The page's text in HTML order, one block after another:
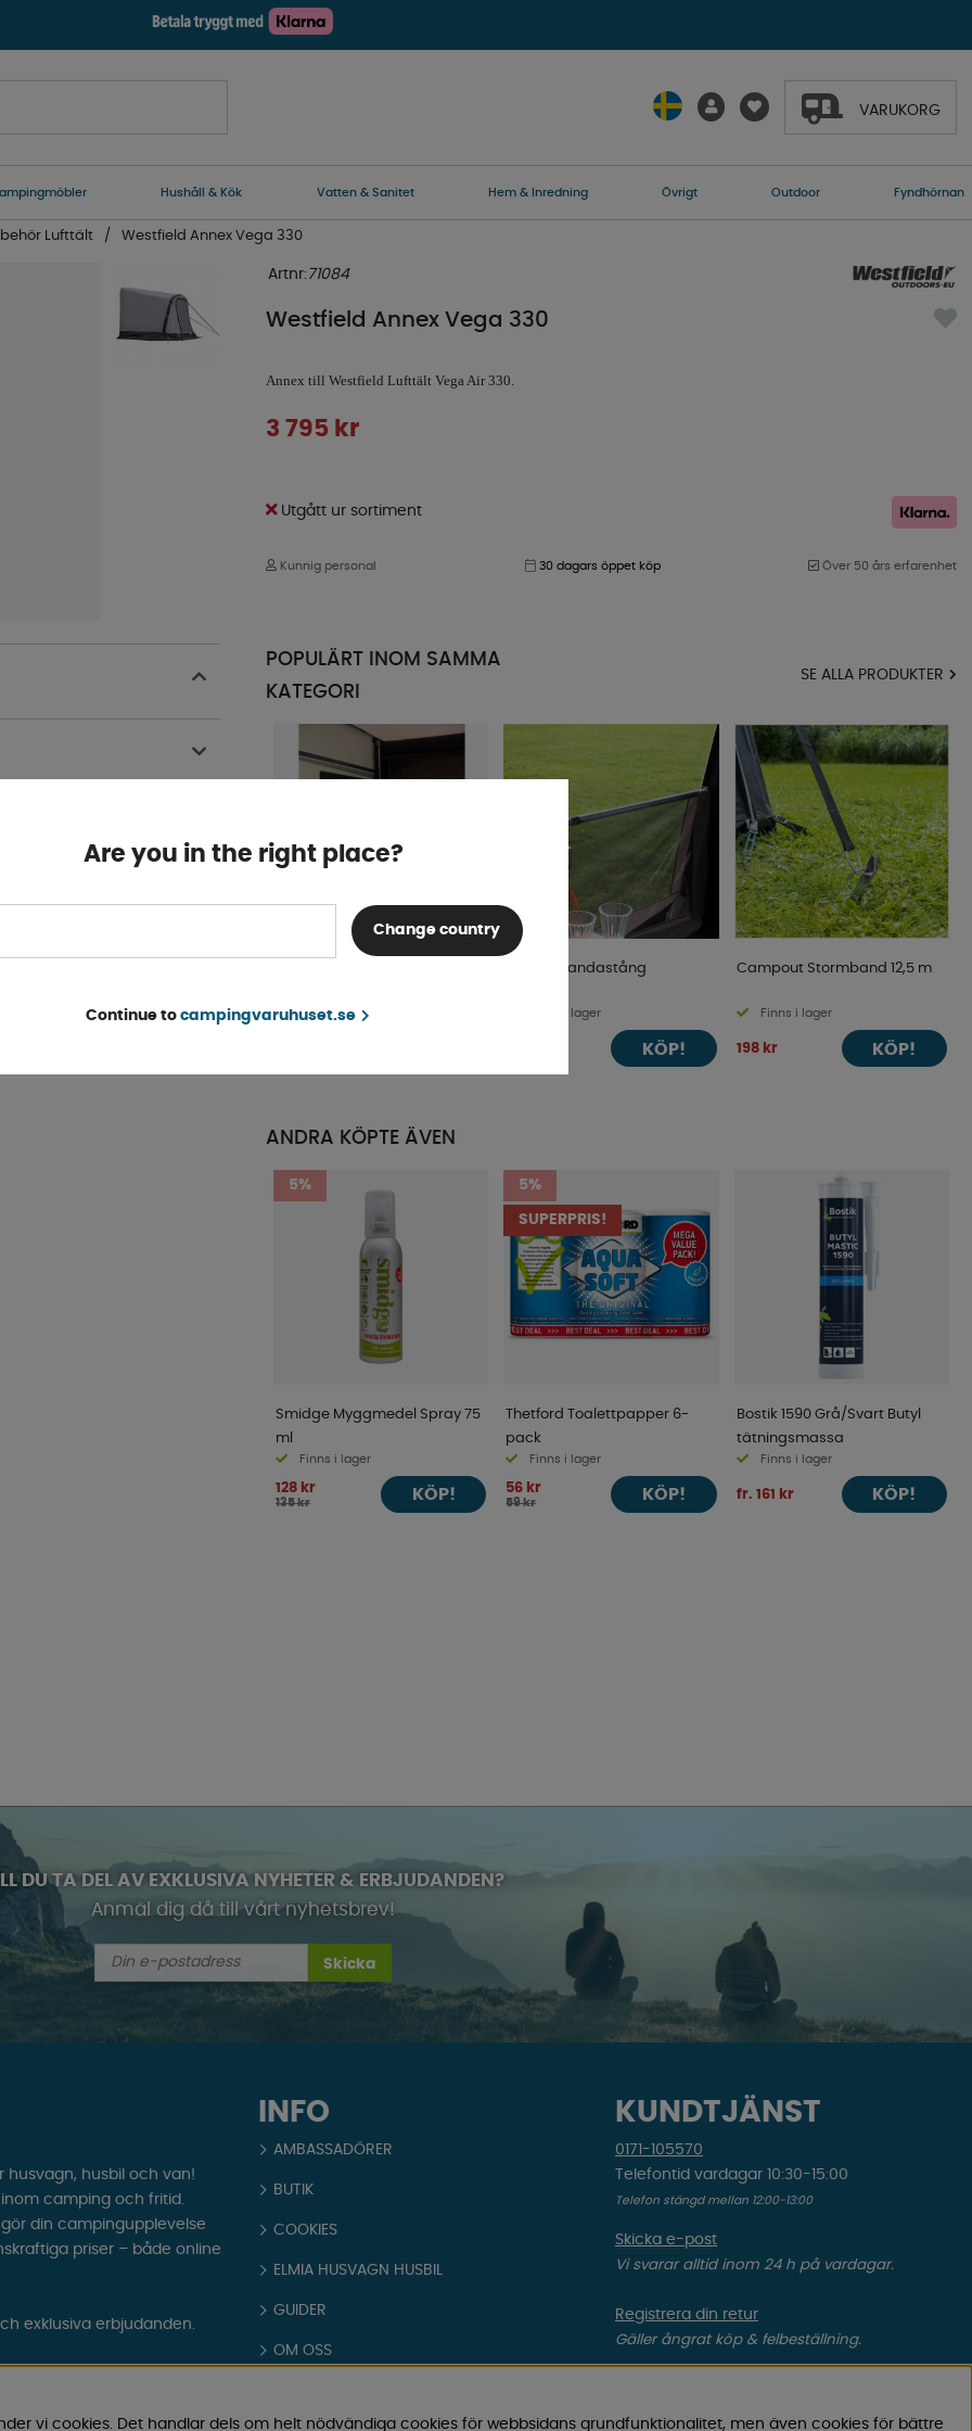
VARUKORG
Hushåll & Kök Vatten & Sanitet Hem & Inredning Övrigt Outdoor Fyndhörnan
Lufttält Westfield Annex Vega 330
Artnr: 71084
Westfield Annex Vega 330
Annex till Westfield Lufttält Vega Air 330.
3 795 kr
Utgått ur sortiment
Kunnig personal 30 dagars öppet köp Över 50 års erfarenhet
POPULÄRT INOM SAMMA
KATEGORI
SE ALLA PRODUKTER
Finns i lager
Telta Verandastång
Finns i lager
KÖP!
Campout Stormband 12,5 m
Finns i lager
198 kr KÖP!
ANDRA KÖPTE ÄVEN
5%
Smidge Myggmedel Spray 75
ml
Finns i lager
128 kr
135 kr KÖP!
5%
SUPERPRIS!
Thetford Toalettpapper 6-
pack
Finns i lager
56 kr
59 kr KÖP!
Bostik 1590 Grå/Svart Butyl
tätningsmassa
Finns i lager
fr. 161 kr KÖP!
Are you in the right place?
Change country
Continue to campingvaruhuset.se
DU TA DEL AV EXKLUSIVA NYHETER & ERBJUDANDEN?
Anmäl dig då till vårt nyhetsbrev!
Skicka
INFO
AMBASSADÖRER
BUTIK
COOKIES
ELMIA HUSVAGN HUSBIL
GUIDER
OM OSS
KUNDTJÄNST
0171-105570
Telefontid vardagar 10:30-15:00
Telefon stängd mellan 12:00-13:00
Skicka e-post
Vi svarar alltid inom 24 h på vardagar.
Registrera din retur
Gäller ångrat köp & felbeställning.
Gäller defekt vara, transportskada etc.
husvagn, husbil och van!
camping och fritid.
din campingupplevelse
priser – både online
exklusiva erbjudanden.
vi cookies. Det handlar dels om helt nödvändiga cookies för webbsidans grundfunktionalitet, men även cookies för bättre